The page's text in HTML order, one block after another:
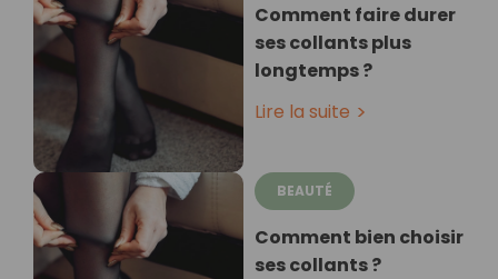
Comment faire durer
ses collants plus
longtemps ?
Lire la suite
BEAUTÉ
Comment bien choisir
ses collants ?